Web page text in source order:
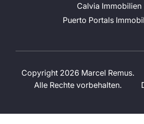
Calvia Immobilien
Puerto Portals
Copyright 2026 Marcel Remus.
Alle Rechte vorbehalten.